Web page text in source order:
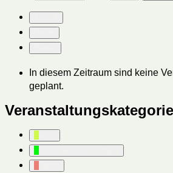
In diesem Zeitraum sind keine
geplant.